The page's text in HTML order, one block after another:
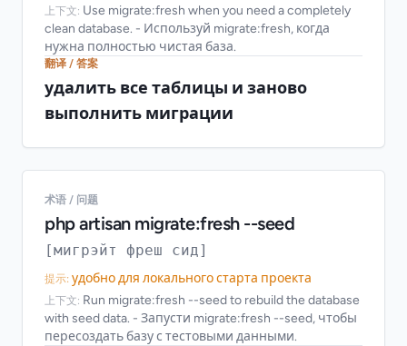
上下文: Use migrate:fresh when you need a completely
clean database. - Используй migrate:fresh, когда
нужна полностью чистая база.
翻译 / 答案
удалить все таблицы и заново
выполнить миграции
术语 / 问题
php artisan migrate:fresh --seed
[мигрэйт фреш сид]
提示: удобно для локального старта проекта
上下文: Run migrate:fresh --seed to rebuild the database
with seed data. - Запусти migrate:fresh --seed, чтобы
пересоздать базу с тестовыми данными.